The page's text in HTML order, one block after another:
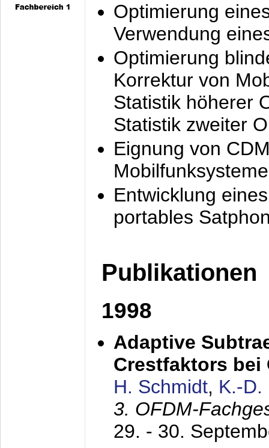
Optimierung
Verwendung
Optimierung
Korrektur von
Statistik höherer
Statistik zweiter
Eignung von
Mobilfunksysteme
Entwicklung
portables
Publikationen
1998
Adaptive
Crestfaktors bei
H. Schmidt, K.-D.
3. OFDM-
29. - 30.